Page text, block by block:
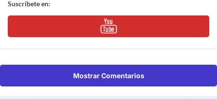
Suscríbete en:
Mostrar Comentarios